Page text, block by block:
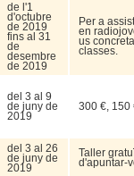
de l'1
d'octubre
de 2019
fins al 31
de
desembre
de 2019
Per a
en
us
classes.
del 3 al 9
de juny de
2019
300 €, 150
del 3 al 26
de juny de
2019
Taller
d'apuntar-